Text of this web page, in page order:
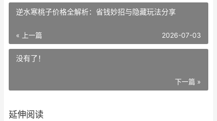
逆水寒桃子价格全解析：省钱妙招与隐藏玩法分享
« 上一篇 2026-07-03
没有了！
下一篇 »
延伸阅读